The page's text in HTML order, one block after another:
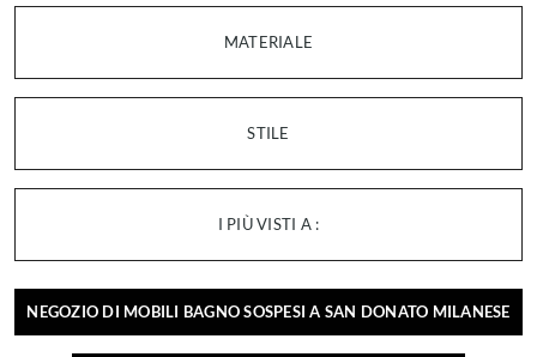
MATERIALE
STILE
I PIÙ VISTI A :
NEGOZIO DI MOBILI BAGNO SOSPESI A SAN DONATO MILANESE